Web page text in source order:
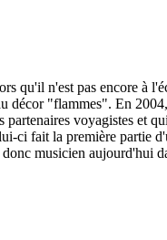
qu'il n'est pas encore à
décor "flammes". En
partenaires voyagistes
ci fait la première partie
musicien aujourd'hui